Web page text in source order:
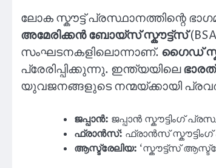
ലോക സ്കൗട്ട് പ്രസ്ഥാനത്തിന്റെ
അമേരിക്കൻ ബോയ്സ് സ്കൗട്ട്സ്
സംഘടനകളിലൊന്നാണ്. ഗൈഡ്
പ്രേരിപ്പിക്കുന്നു. ഇന്ത്യയിലെ
യുവജനങ്ങളുടെ നന്മയ്ക്കായി
ജപ്പാൻ: ജപ്പാൻ സ്കൗട്ടിംഗ്
ഫ്രാൻസ്: ഫ്രാൻസ്
ആസ്ട്രേലിയ: ‘സ്കൗട്ട്സ്